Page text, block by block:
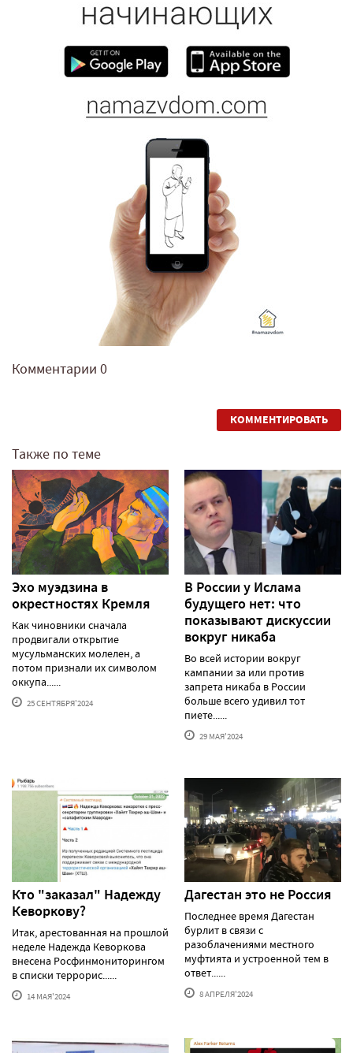
Комментарии 0
КОММЕНТИРОВАТЬ
Также по теме
Эхо муэдзина в
окрестностях Кремля
Как чиновники сначала
продвигали открытие
мусульманских молелен, а
потом признали их символом
оккупа......
25 СЕНТЯБРЯ'2024
В России у Ислама
будущего нет: что
показывают дискуссии
вокруг никаба
Во всей истории вокруг
кампании за или против
запрета никаба в России
больше всего удивил тот
пиете......
29 МАЯ'2024
Кто "заказал" Надежду
Кеворкову?
Итак, арестованная на прошлой
неделе Надежда Кеворкова
внесена Росфинмониторингом
в списки террорис......
14 МАЯ'2024
Дагестан это не Россия
Последнее время Дагестан
бурлит в связи с
разоблачениями местного
муфтията и устроенной тем в
ответ......
8 АПРЕЛЯ'2024